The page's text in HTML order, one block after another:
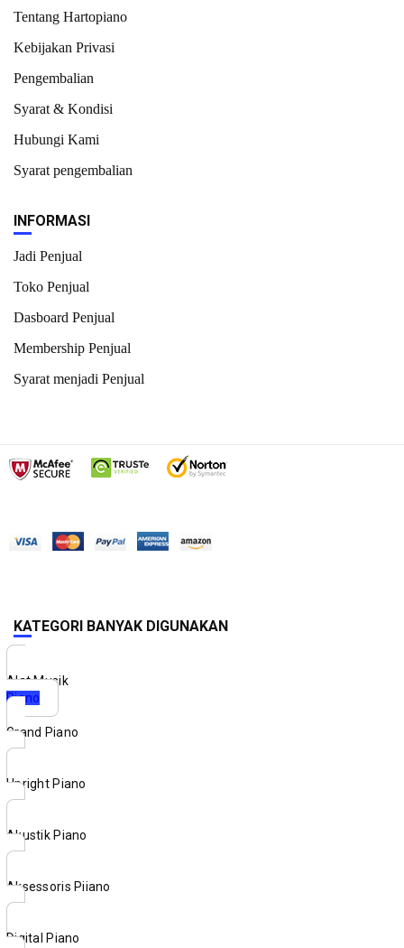
Tentang Hartopiano
Kebijakan Privasi
Pengembalian
Syarat & Kondisi
Hubungi Kami
Syarat pengembalian
INFORMASI
Jadi Penjual
Toko Penjual
Dasboard Penjual
Membership Penjual
Syarat menjadi Penjual
KATEGORI BANYAK DIGUNAKAN
Alat Musik
Piano
Grand Piano
Upright Piano
Akustik Piano
Aksessoris Piiano
Digital Piano